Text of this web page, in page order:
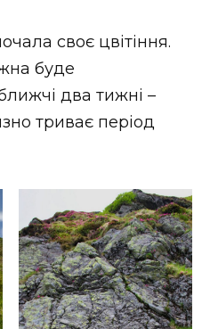
своє цвітіння.
буде
два тижні –
триває період